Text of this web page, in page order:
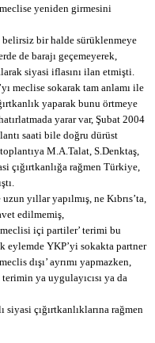
yeniden girmesini
belirsiz bir halde sürüklenmeye
de barajı geçemeyerek,
siyasi iflasını ilan etmişti.
meclise sokarak tam anlamı ile
yaparak bunu örtmeye
yarar var, Şubat 2004
saati bile doğru dürüst
M.A.Talat, S.Denktaş,
çığırtkanlığa rağmen Türkiye,
yıllar yapılmış, ne Kıbrıs’ta,
edilmemiş,
içi partiler’ terimi bu
eylemde YKP’yi sokakta partner
dışı’ ayrımı yapmazken,
ya uygulayıcısı ya da
çığırtkanlıklarına rağmen